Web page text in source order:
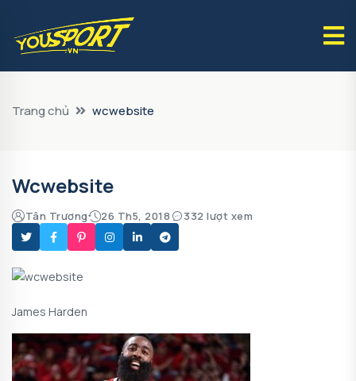
Trang chủ wcwebsite
Wcwebsite
Tân Trương 26 Th5, 2018 332 lượt xem
James Harden